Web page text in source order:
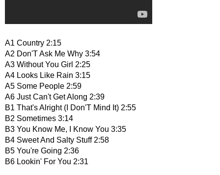
A1 Country 2:15
A2 Don'T Ask Me Why 3:54
A3 Without You Girl 2:25
A4 Looks Like Rain 3:15
A5 Some People 2:59
A6 Just Can't Get Along 2:39
B1 That's Alright (I Don'T Mind It) 2:55
B2 Sometimes 3:14
B3 You Know Me, I Know You 3:35
B4 Sweet And Salty Stuff 2:58
B5 You're Going 2:36
B6 Lookin' For You 2:31